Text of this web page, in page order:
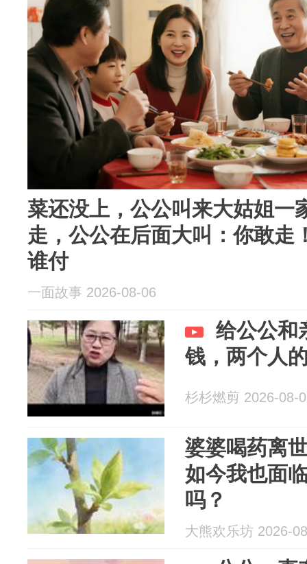
菜还没上，公公叫来大姑姐一
走，公公在后面大叫：你敢走
谁付
一面故事 2026-08-06
给公公和
钱，两个人
杉杉燃剪 2026-08-
婆婆喝药离
如今我也面
吗？
大熊欢乐坊 2026-